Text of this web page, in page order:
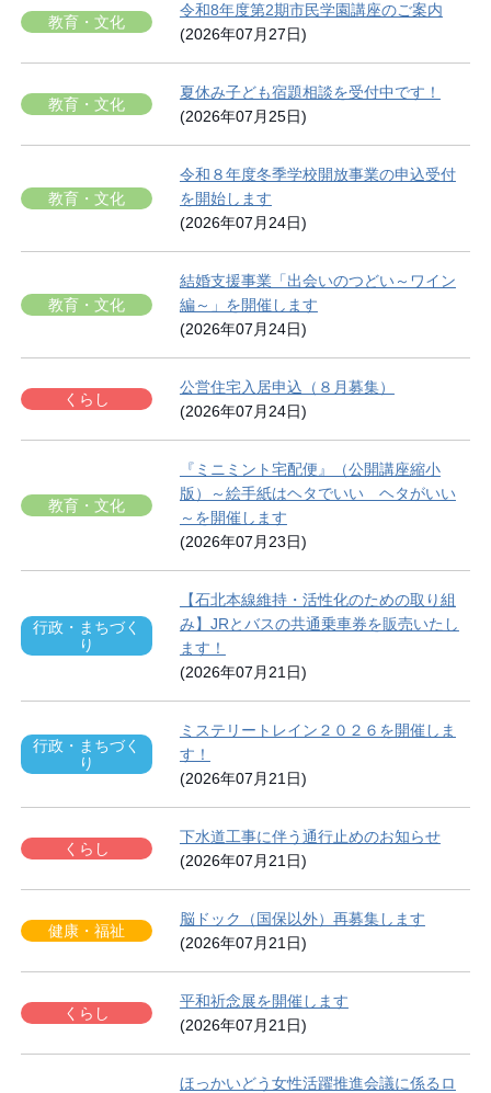
教育・文化
令和8年度第2期市民学園講座のご案内
(2026年07月27日)
教育・文化
夏休み子ども宿題相談を受付中です！
(2026年07月25日)
教育・文化
令和８年度冬季学校開放事業の申込受付
を開始します
(2026年07月24日)
教育・文化
結婚支援事業「出会いのつどい～ワイン
編～」を開催します
(2026年07月24日)
くらし
公営住宅入居申込（８月募集）
(2026年07月24日)
教育・文化
『ミニミント宅配便』（公開講座縮小
版）～絵手紙はヘタでいい ヘタがいい
～を開催します
(2026年07月23日)
行政・まちづく
り
【石北本線維持・活性化のための取り組
み】JRとバスの共通乗車券を販売いたし
ます！
(2026年07月21日)
行政・まちづく
り
ミステリートレイン２０２６を開催しま
す！
(2026年07月21日)
くらし
下水道工事に伴う通行止めのお知らせ
(2026年07月21日)
健康・福祉
脳ドック（国保以外）再募集します
(2026年07月21日)
くらし
平和祈念展を開催します
(2026年07月21日)
ほっかいどう女性活躍推進会議に係るロ